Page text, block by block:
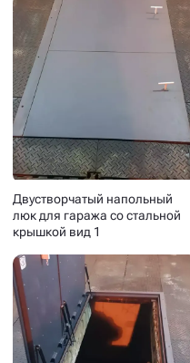
Двустворчатый напольный
люк для гаража со стальной
крышкой вид 1